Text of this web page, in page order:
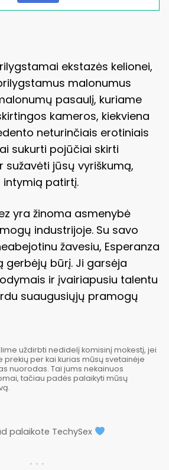
ekstazės kelionei,
malonumus
pasaulį, kuriame
kameros, kiekviena
neturinčiais erotiniais
sukurti pojūčiai skirti
sužavėti jūsų vyriškumą,
patirtį.
yra žinoma asmenybė
industrijoje. Su savo
žavesiu, Esperanza
gerbėjų būrį. Ji garsėja
ir įvairiapusiu talentu
suaugusiųjų pramogų
uždirbti nedidelį komisinį mokestį, jei
prekių per kai kurias mūsų svetainėje
nuorodas. Tai jums nekainuos
tačiau padės palaikyti mūsų
palaikote TechySex
. . .